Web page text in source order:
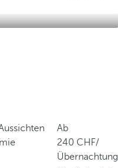
Ab
240
/
Übernachtung